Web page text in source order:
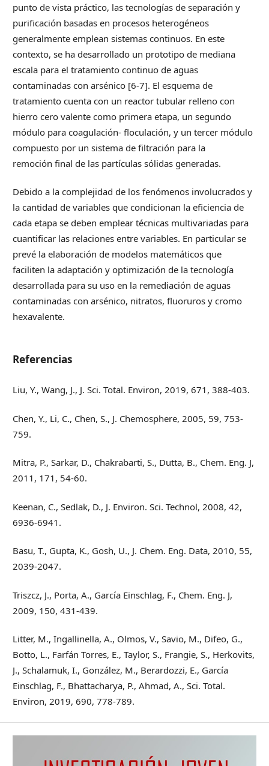
punto de vista práctico, las tecnologías de separación y
purificación basadas en procesos heterogéneos
generalmente emplean sistemas continuos. En este
contexto, se ha desarrollado un prototipo de mediana
escala para el tratamiento continuo de aguas
contaminadas con arsénico [6-7]. El esquema de
tratamiento cuenta con un reactor tubular relleno con
hierro cero valente como primera etapa, un segundo
módulo para coagulación- floculación, y un tercer módulo
compuesto por un sistema de filtración para la
remoción final de las partículas sólidas generadas.
Debido a la complejidad de los fenómenos involucrados y
la cantidad de variables que condicionan la eficiencia de
cada etapa se deben emplear técnicas multivariadas para
cuantificar las relaciones entre variables. En particular se
prevé la elaboración de modelos matemáticos que
faciliten la adaptación y optimización de la tecnología
desarrollada para su uso en la remediación de aguas
contaminadas con arsénico, nitratos, fluoruros y cromo
hexavalente.
Referencias
Liu, Y., Wang, J., J. Sci. Total. Environ, 2019, 671, 388-403.
Chen, Y., Li, C., Chen, S., J. Chemosphere, 2005, 59, 753-
759.
Mitra, P., Sarkar, D., Chakrabarti, S., Dutta, B., Chem. Eng. J,
2011, 171, 54-60.
Keenan, C., Sedlak, D., J. Environ. Sci. Technol, 2008, 42,
6936-6941.
Basu, T., Gupta, K., Gosh, U., J. Chem. Eng. Data, 2010, 55,
2039-2047.
Triszcz, J., Porta, A., García Einschlag, F., Chem. Eng. J,
2009, 150, 431-439.
Litter, M., Ingallinella, A., Olmos, V., Savio, M., Difeo, G.,
Botto, L., Farfán Torres, E., Taylor, S., Frangie, S., Herkovits,
J., Schalamuk, I., González, M., Berardozzi, E., García
Einschlag, F., Bhattacharya, P., Ahmad, A., Sci. Total.
Environ, 2019, 690, 778-789.